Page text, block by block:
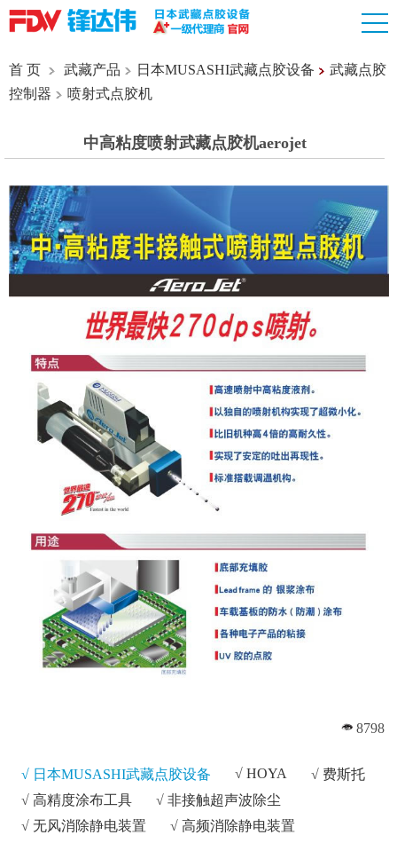
首 页 武藏产品 日本MUSASHI武藏点胶设备
武藏点胶
控制器
喷射式点胶机
中高粘度喷射武藏点胶机aerojet
8798
√ 日本MUSASHI武藏点胶设备 √ HOYA √ 费斯托
√ 高精度涂布工具 √ 非接触超声波除尘
√ 无风消除静电装置 √ 高频消除静电装置